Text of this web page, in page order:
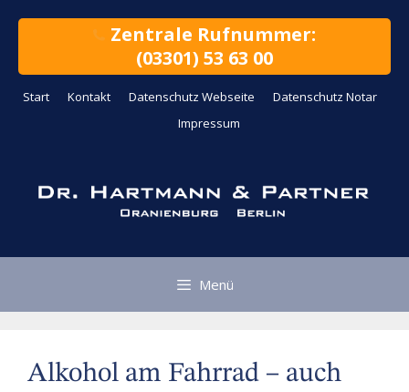
Zentrale Rufnummer:
(03301) 53 63 00
Start Kontakt Datenschutz Webseite
Datenschutz Notar
Impressum
Menü
Alkohol am Fahrrad – auch